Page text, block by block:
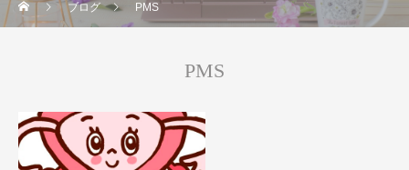
ブログ PMS
PMS